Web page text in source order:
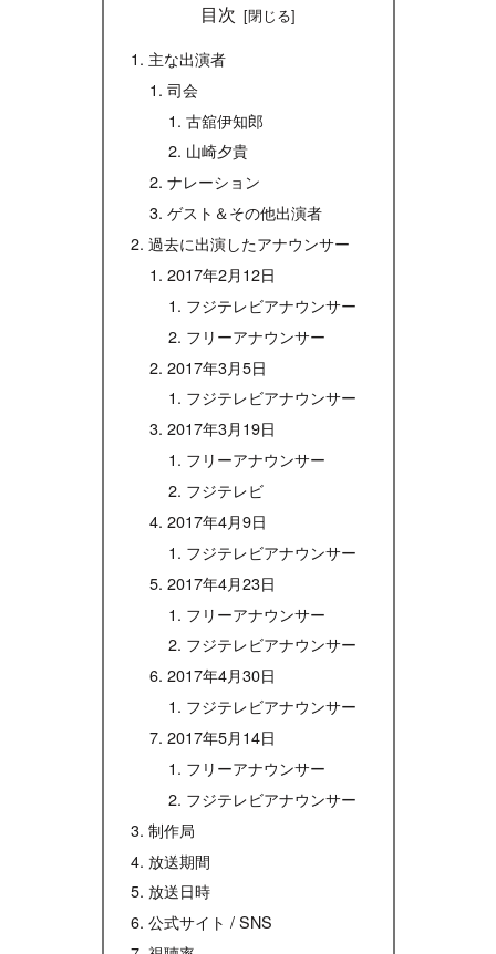
目次
主な出演者
司会
古舘伊知郎
山崎夕貴
ナレーション
ゲスト＆その他出演者
過去に出演したアナウンサー
2017年2月12日
フジテレビアナウンサー
フリーアナウンサー
2017年3月5日
フジテレビアナウンサー
2017年3月19日
フリーアナウンサー
フジテレビ
2017年4月9日
フジテレビアナウンサー
2017年4月23日
フリーアナウンサー
フジテレビアナウンサー
2017年4月30日
フジテレビアナウンサー
2017年5月14日
フリーアナウンサー
フジテレビアナウンサー
制作局
放送期間
放送日時
公式サイト / SNS